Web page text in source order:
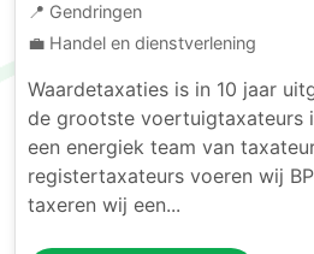
📍 Gendringen
💼 Handel en dienstverlening
Waardetaxaties is in 10 jaar
de grootste voertuigtaxateurs
een energiek team van
registertaxateurs voeren wij
taxeren wij een...